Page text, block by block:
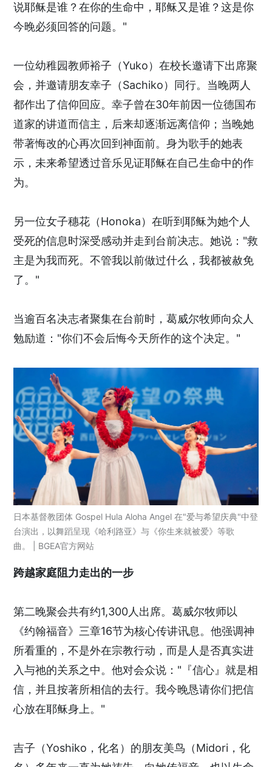
说耶稣是谁？在你的生命中，耶稣又是谁？这是你
今晚必须回答的问题。"
一位幼稚园教师裕子（Yuko）在校长邀请下出席聚
会，并邀请朋友幸子（Sachiko）同行。当晚两人
都作出了信仰回应。幸子曾在30年前因一位德国布
道家的讲道而信主，后来却逐渐远离信仰；当晚她
带著悔改的心再次回到神面前。身为歌手的她表
示，未来希望透过音乐见证耶稣在自己生命中的作
为。
另一位女子穗花（Honoka）在听到耶稣为她个人
受死的信息时深受感动并走到台前决志。她说："救
主是为我而死。不管我以前做过什么，我都被赦免
了。"
当逾百名决志者聚集在台前时，葛威尔牧师向众人
勉励道："你们不会后悔今天所作的这个决定。"
日本基督教团体 Gospel Hula Aloha Angel 在"爱与希望庆典"中登
台演出，以舞蹈呈现《哈利路亚》与《你生来就被爱》等歌
曲。 | BGEA官方网站
跨越家庭阻力走出的一步
第二晚聚会共有约1,300人出席。葛威尔牧师以
《约翰福音》三章16节为核心传讲讯息。他强调神
所看重的，不是外在宗教行动，而是人是否真实进
入与祂的关系之中。他对会众说："『信心』就是相
信，并且按著所相信的去行。我今晚恳请你们把信
心放在耶稣身上。"
吉子（Yoshiko，化名）的朋友美鸟（Midori，化